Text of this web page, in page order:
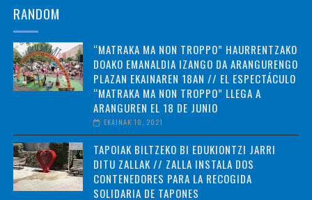
RANDOM
“MATRAKA MA NON TROPPO” HAURRENTZAKO
DOAKO EMANALDIA IZANGO DA ARANGURENGO
PLAZAN EKAINAREN 18AN // EL ESPECTÁCULO
“MATRAKA MA NON TROPPO” LLEGA A
ARANGUREN EL 18 DE JUNIO
EKAINAK 10, 2021
TAPOIAK BILTZEKO BI EDUKIONTZI JARRI
DITU ZALLAK // ZALLA INSTALA DOS
CONTENEDORES PARA LA RECOGIDA
SOLIDARIA DE TAPONES